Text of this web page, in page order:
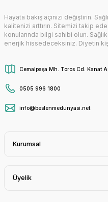
Hayata bakış açınızı değiştirin.
kalitenizi arttırın. Sitemizi takip
konularında bilgi sahibi olun.
enerjik hissedeceksiniz. Diyetin
Cemalpaşa Mh. Toros Cd. Kanat
0505 996 1800
info@beslenmedunyasi.net
Kurumsal
Üyelik